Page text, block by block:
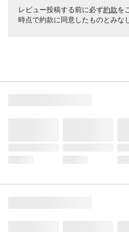
レビュー投稿する前に必ず約款を
時点で約款に同意したものとみな